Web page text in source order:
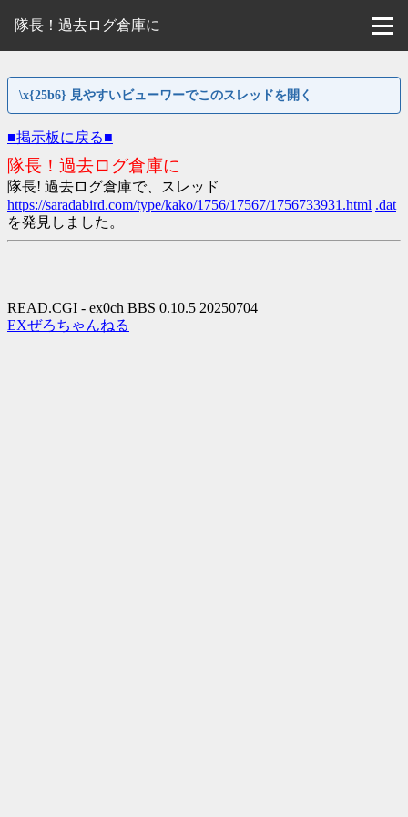
隊長！過去ログ倉庫に
\x{25b6} 見やすいビューワーでこのスレッドを開く
■掲示板に戻る■
隊長！過去ログ倉庫に
隊長! 過去ログ倉庫で、スレッド
https://saradabird.com/type/kako/1756/17567/1756733931.html .dat
を発見しました。
READ.CGI - ex0ch BBS 0.10.5 20250704
EXぜろちゃんねる